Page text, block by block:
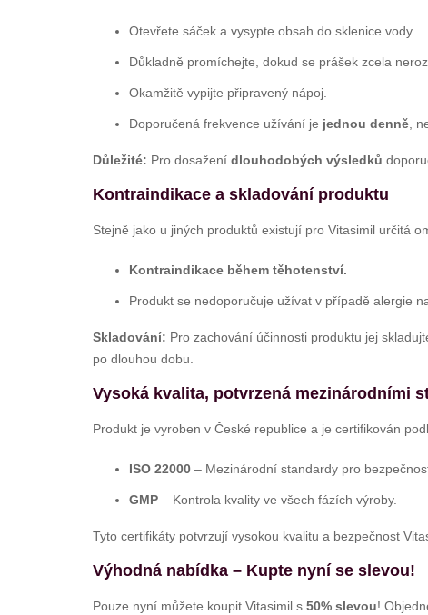
Otevřete sáček a vysypte obsah do sklenice vody.
Důkladně promíchejte, dokud se prášek zcela
Okamžitě vypijte připravený nápoj.
Doporučená frekvence užívání je jednou denně,
Důležité: Pro dosažení dlouhodobých výsledků
Kontraindikace a skladování produktu
Stejně jako u jiných produktů existují pro Vitasimil určitá
Kontraindikace během těhotenství.
Produkt se nedoporučuje užívat v případě alergie
Skladování: Pro zachování účinnosti produktu jej
po dlouhou dobu.
Vysoká kvalita, potvrzená mezinárodními
Produkt je vyroben v České republice a je certifikován
ISO 22000 – Mezinárodní standardy pro
GMP – Kontrola kvality ve všech fázích výroby.
Tyto certifikáty potvrzují vysokou kvalitu a bezpečnost
Výhodná nabídka – Kupte nyní se slevou!
Pouze nyní můžete koupit Vitasimil s 50% slevou!